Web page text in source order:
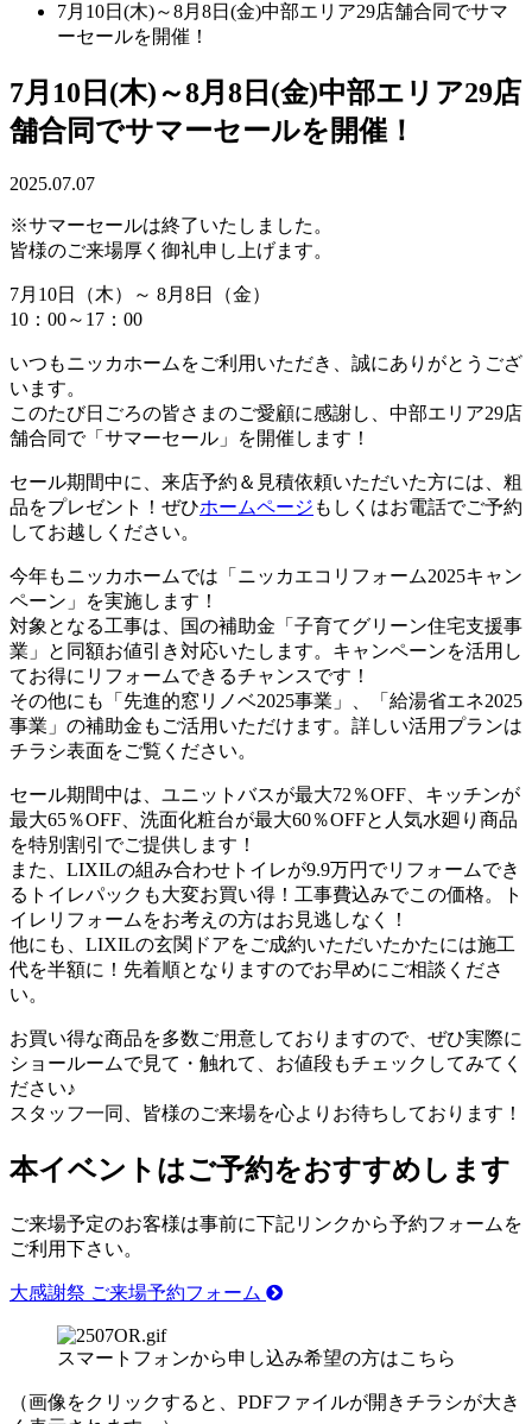
7月10日(木)～8月8日(金)中部エリア29店舗合同でサマ
ーセールを開催！
7月10日(木)～8月8日(金)中部エリア29店
舗合同でサマーセールを開催！
2025.07.07
※サマーセールは終了いたしました。
皆様のご来場厚く御礼申し上げます。
7月10日（木）～ 8月8日（金）
10：00～17：00
いつもニッカホームをご利用いただき、誠にありがとうござ
います。
このたび日ごろの皆さまのご愛顧に感謝し、中部エリア29店
舗合同で「サマーセール」を開催します！
セール期間中に、来店予約＆見積依頼いただいた方には、粗
品をプレゼント！ぜひホームページ もしくはお電話でご予約
してお越しください。
今年もニッカホームでは「ニッカエコリフォーム2025キャン
ペーン」を実施します！
対象となる工事は、国の補助金「子育てグリーン住宅支援事
業」と同額お値引き対応いたします。キャンペーンを活用し
てお得にリフォームできるチャンスです！
その他にも「先進的窓リノベ2025事業」、「給湯省エネ2025
事業」の補助金もご活用いただけます。詳しい活用プランは
チラシ表面をご覧ください。
セール期間中は、ユニットバスが最大72％OFF、キッチンが
最大65％OFF、洗面化粧台が最大60％OFFと人気水廻り商品
を特別割引でご提供します！
また、LIXILの組み合わせトイレが9.9万円でリフォームでき
るトイレパックも大変お買い得！工事費込みでこの価格。ト
イレリフォームをお考えの方はお見逃しなく！
他にも、LIXILの玄関ドアをご成約いただいたかたには施工
代を半額に！先着順となりますのでお早めにご相談くださ
い。
お買い得な商品を多数ご用意しておりますので、ぜひ実際に
ショールームで見て・触れて、お値段もチェックしてみてく
ださい♪
スタッフ一同、皆様のご来場を心よりお待ちしております！
本イベントはご予約をおすすめします
ご来場予定のお客様は事前に下記リンクから予約フォームを
ご利用下さい。
大感謝祭 ご来場予約フォーム
スマートフォンから申し込み希望の方はこちら
（画像をクリックすると、PDFファイルが開きチラシが大き